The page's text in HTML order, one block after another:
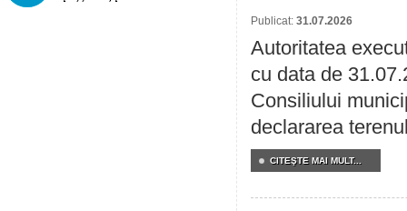
Publicat: 31.07.2026
Autoritatea
cu data de
Consiliului
declararea
CITEŞTE MAI MULT...